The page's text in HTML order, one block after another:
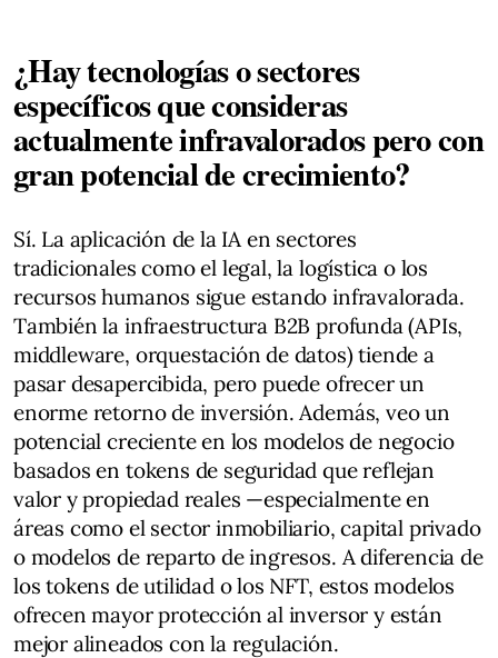
¿Hay tecnologías o sectores
específicos que consideras
actualmente infravalorados pero con
gran potencial de crecimiento?
Sí. La aplicación de la IA en sectores
tradicionales como el legal, la logística o los
recursos humanos sigue estando infravalorada.
También la infraestructura B2B profunda (APIs,
middleware, orquestación de datos) tiende a
pasar desapercibida, pero puede ofrecer un
enorme retorno de inversión. Además, veo un
potencial creciente en los modelos de negocio
basados en tokens de seguridad que reflejan
valor y propiedad reales —especialmente en
áreas como el sector inmobiliario, capital privado
o modelos de reparto de ingresos. A diferencia de
los tokens de utilidad o los NFT, estos modelos
ofrecen mayor protección al inversor y están
mejor alineados con la regulación.